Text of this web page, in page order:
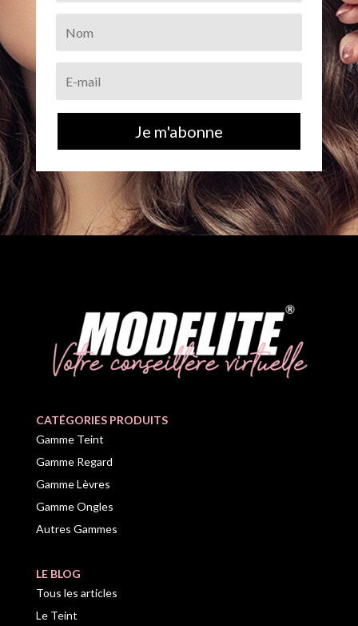
Je m'abonne
CATÉGORIES PRODUITS
Gamme Teint
Gamme Regard
Gamme Lèvres
Gamme Ongles
Autres Gammes
LE BLOG
Tous les articles
Le Teint